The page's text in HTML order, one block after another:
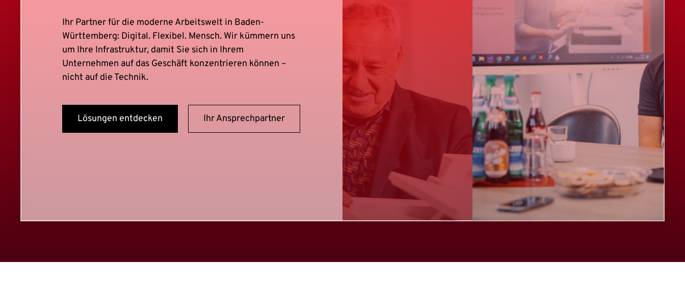
Ihr Partner für die moderne Arbeitswelt in Baden-
Württemberg: Digital. Flexibel. Mensch. Wir kümmern uns
um Ihre Infrastruktur, damit Sie sich in Ihrem
Unternehmen auf das Geschäft konzentrieren können –
nicht auf die Technik.
Lösungen entdecken Ihr Ansprechpartner